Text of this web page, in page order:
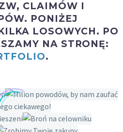
CLAIMÓW I
. PONIŻEJ
LOSOWYCH. PO
NA STRONĘ:
.